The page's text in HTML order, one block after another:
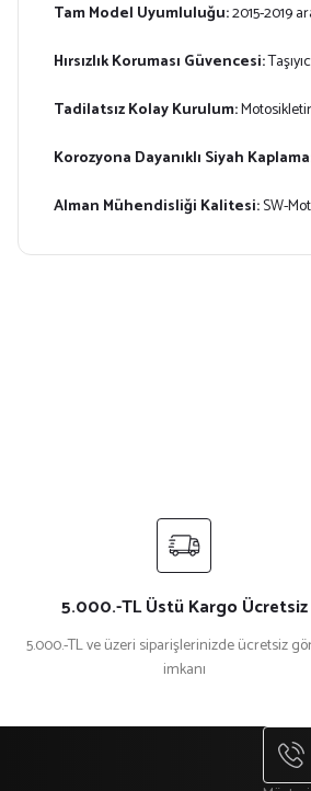
Tam Model Uyumluluğu:2015-2019
Hırsızlık Koruması Güvencesi:
Tadilatsız Kolay Kurulum:
Korozyona Dayanıklı Siyah
Alman Mühendisliği Kalitesi:SW-
Bu ürüne benzer farklı alternatifler olmalı.
5.000.-TL Üstü Kargo Ücretsiz
5.000.-TL ve üzeri siparişlerinizde ücretsiz
imkanı